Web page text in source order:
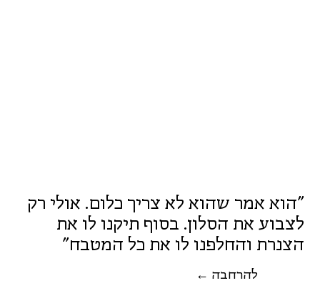
"הוא אמר שהוא לא צריך כלום. אולי רק
לצבוע את הסלון. בסוף תיקנו לו את
הצנרת והחלפנו לו את כל המטבח"
← להרחבה